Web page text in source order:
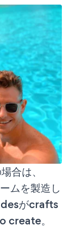
は、
ムを製造し
がcrafts
create。